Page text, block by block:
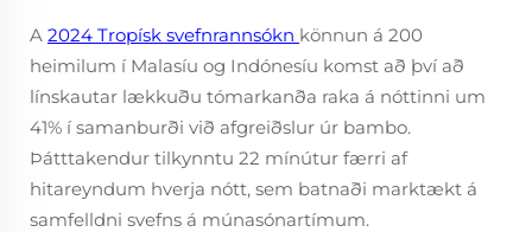
A 2024 Tropísk svefnrannsókn könnun á 200
heimilum í Malasíu og Indónesíu komst að því að
línskautar lækkuðu tómarkanða raka á nóttinni um
41% í samanburði við afgreiðslur úr bambo.
Þátttakendur tilkynntu 22 mínútur færri af
hitareyndum hverja nótt, sem batnaði marktækt á
samfelldni svefns á múnasónartímum.